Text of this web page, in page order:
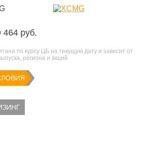
464 руб.
по курсу ЦБ на текущую дату и зависит от
региона и акций.